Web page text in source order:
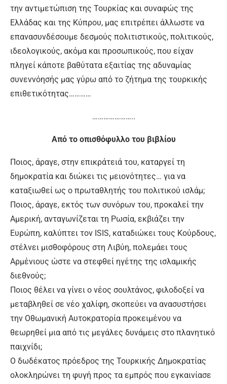
την αντιμετώπιση της Τουρκίας και συναφώς της
Ελλάδας και της Κύπρου, μας επιτρέπει άλλωστε να
επανασυνδέσουμε δεσμούς πολιτιστικούς, πολιτικούς,
ιδεολογικούς, ακόμα και προσωπικούς, που είχαν
πληγεί κάποτε βαθύτατα εξαιτίας της αδυναμίας
συνεννόησής μας γύρω από το ζήτημα της τουρκικής
επιθετικότητας…………
…………………..
Από το οπισθόφυλλο του βιβλίου
Ποιος, άραγε, στην επικράτειά του, καταργεί τη
δημοκρατία και διώκει τις μειονότητες… για να
καταξιωθεί ως ο πρωταθλητής του πολιτικού ισλάμ;
Ποιος, άραγε, εκτός των συνόρων του, προκαλεί την
Αμερική, ανταγωνίζεται τη Ρωσία, εκβιάζει την
Ευρώπη, καλύπτει τον ISIS, καταδιώκει τους Κούρδους,
στέλνει μισθοφόρους στη Λιβύη, πολεμάει τους
Αρμένιους ώστε να στεφθεί ηγέτης της ισλαμικής
διεθνούς;
Ποιος θέλει να γίνει ο νέος σουλτάνος, φιλοδοξεί να
μεταβληθεί σε νέο χαλίφη, σκοπεύει να ανασυστήσει
την Οθωμανική Αυτοκρατορία προκειμένου να
θεωρηθεί μια από τις μεγάλες δυνάμεις στο πλανητικό
παιχνίδι;
Ο δωδέκατος πρόεδρος της Τουρκικής Δημοκρατίας
ολοκληρώνει τη φυγή προς τα εμπρός που εγκαινίασε